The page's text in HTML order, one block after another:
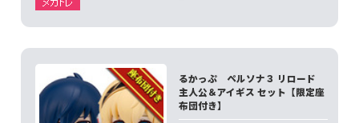
るかっぷ ペルソナ３ リロード
主人公＆アイギス セット【限定座
布団付き】